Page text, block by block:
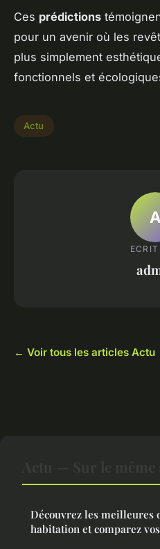
Ces prédictions
pour un avenir où les
plus simplement
fonctionnels et
Actu
A
ECRIT
← Voir tous les articles Actu
Découvrez les meilleures
habitation et comparez